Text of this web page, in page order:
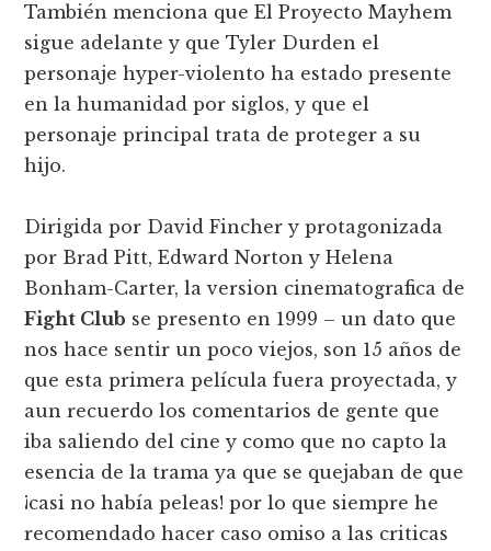
También menciona que El Proyecto Mayhem
sigue adelante y que Tyler Durden el
personaje hyper-violento ha estado presente
en la humanidad por siglos, y que el
personaje principal trata de proteger a su
hijo.
Dirigida por David Fincher y protagonizada
por Brad Pitt, Edward Norton y Helena
Bonham-Carter, la version cinematografica de
Fight Club se presento en 1999 – un dato que
nos hace sentir un poco viejos, son 15 años de
que esta primera película fuera proyectada, y
aun recuerdo los comentarios de gente que
iba saliendo del cine y como que no capto la
esencia de la trama ya que se quejaban de que
¡casi no había peleas! por lo que siempre he
recomendado hacer caso omiso a las criticas